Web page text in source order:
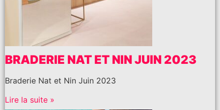
BRADERIE NAT ET NIN JUIN 2023
Braderie Nat et Nin Juin 2023
Lire la suite »